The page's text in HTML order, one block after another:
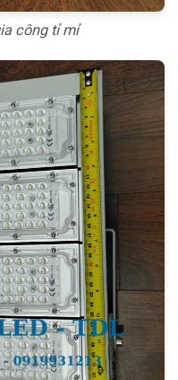
công tỉ mỉ